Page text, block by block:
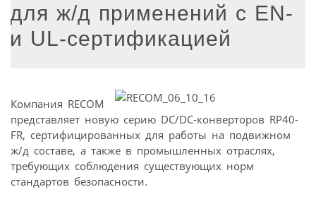
для ж/д применений с EN-
и UL-сертификацией
Компания RECOM
представляет новую серию DC/DC-конверторов RP40-
FR, сертифицированных для работы на подвижном
ж/д составе, а также в промышленных отраслях,
требующих соблюдения существующих норм
стандартов безопасности.